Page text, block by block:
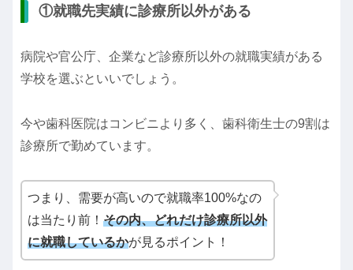
①就職先実績に診療所以外がある
病院や官公庁、企業など診療所以外の就職実績がある
学校を選ぶといいでしょう。
今や歯科医院はコンビニより多く、歯科衛生士の9割は
診療所で勤めています。
つまり、需要が高いので就職率100%なの
は当たり前！ その内、どれだけ診療所以外
に就職しているかが見るポイント！